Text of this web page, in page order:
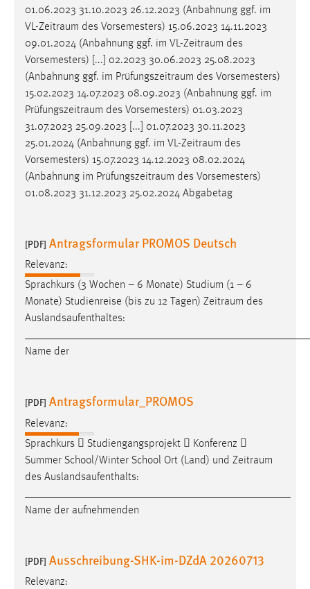
01.06.2023 31.10.2023 26.12.2023 (Anbahnung ggf. im
VL-Zeitraum des Vorsemesters) 15.06.2023 14.11.2023
09.01.2024 (Anbahnung ggf. im VL-Zeitraum des
Vorsemesters) [...] 02.2023 30.06.2023 25.08.2023
(Anbahnung ggf. im Prüfungszeitraum des Vorsemesters)
15.02.2023 14.07.2023 08.09.2023 (Anbahnung ggf. im
Prüfungszeitraum des Vorsemesters) 01.03.2023
31.07.2023 25.09.2023 [...] 01.07.2023 30.11.2023
25.01.2024 (Anbahnung ggf. im VL-Zeitraum des
Vorsemesters) 15.07.2023 14.12.2023 08.02.2024
(Anbahnung im Prüfungszeitraum des Vorsemesters)
01.08.2023 31.12.2023 25.02.2024 Abgabetag
[PDF] Antragsformular PROMOS Deutsch
Relevanz:
Sprachkurs (3 Wochen – 6 Monate) Studium (1 – 6
Monate) Studienreise (bis zu 12 Tagen) Zeitraum des
Auslandsaufenthaltes:
Name der
[PDF] Antragsformular_PROMOS
Relevanz:
Sprachkurs  Studiengangsprojekt  Konferenz 
Summer School/Winter School Ort (Land) und Zeitraum
des Auslandsaufenthalts:
Name der aufnehmenden
[PDF] Ausschreibung-SHK-im-DZdA 20260713
Relevanz:
Zweck:
Für performante Seitenauslieferung wird in diesem Cookie
gespeichert, ob man eingeloggt ist.
Sprachpräferenz
Name:
site-language-preference
Zweck:
Das Cookie speichert die gewählte Sprache der Website.
Cookie Laufzeit:
Chat
Name:
MibewSessionID, MIBEW_UserID, mibew_locale, mibew-
chat-frame-style-5e9dbeb1811c0446
Wird benötigt um die Chatfunktion nutzen zu können.
5e9dbeb1811c0446 = Sitzungslaufzeit, mibew_locale = 3
Login
Name:
fe_user, be_user, be_lastLoginProvider
einloggen zu können.
Cookie Laufzeit: